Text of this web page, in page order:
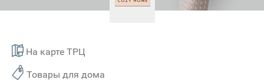
На карте ТРЦ
Товары для дома